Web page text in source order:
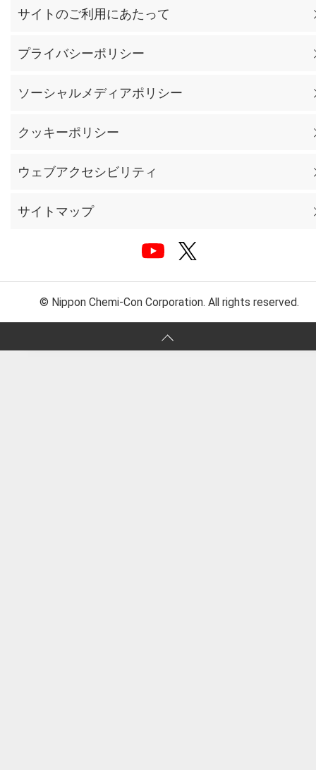
サイトのご利用にあたって
プライバシーポリシー
ソーシャルメディアポリシー
クッキーポリシー
ウェブアクセシビリティ
サイトマップ
© Nippon Chemi-Con Corporation. All rights reserved.